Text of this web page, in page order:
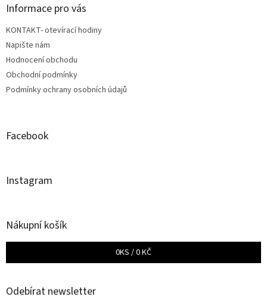
Informace pro vás
KONTAKT- otevírací hodiny
Napište nám
Hodnocení obchodu
Obchodní podmínky
Podmínky ochrany osobních údajů
Facebook
Instagram
Nákupní košík
0KS /0 KČ
Odebírat newsletter